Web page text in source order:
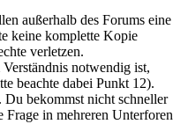
außerhalb des Forums eine
keine komplette Kopie
verletzen.
notwendig ist,
beachte dabei Punkt 12).
bekommst nicht schneller
in mehreren Unterforen